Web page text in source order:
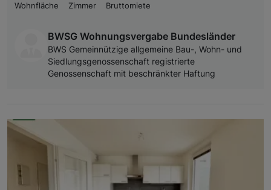
Wohnfläche
Zimmer Bruttomiete
BWSG Wohnungsvergabe Bundesländer
BWS Gemeinnützige allgemeine Bau-, Wohn- und
Siedlungsgenossenschaft registrierte
Genossenschaft mit beschränkter Haftung